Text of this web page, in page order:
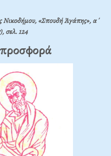
Νικοδήμου, «Σπουδή Ἀγάπης», α΄
σελ. 124